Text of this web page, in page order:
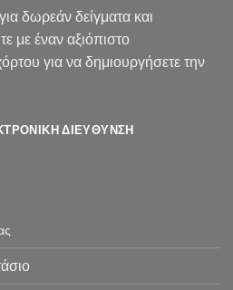
δωρεάν δείγματα και
με έναν αξιόπιστο
για να δημιουργήσετε την
ΔΙΕΥΘΥΝΣΗ